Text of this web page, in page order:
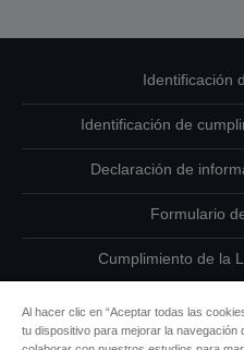
Identificación
Identificación de
Declaración de
Formulario
Cumplimiento de la
Ponte en contacto con
Al hacer clic en “Aceptar todas las
tu dispositivo para mejorar la navegación